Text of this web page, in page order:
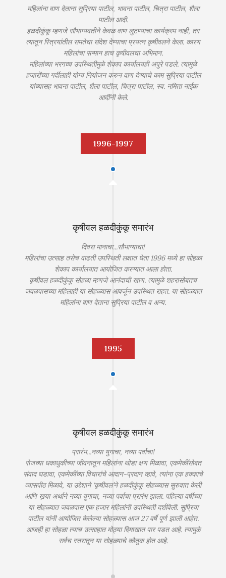
महिलांना वाण देताना सुप्रिया पाटील, भावना पाटील, चित्रा पाटील, शैला
पाटील आदी.
हळदीकुंकू म्हणजे सौभाग्यवतीने केवळ वाण लुटण्याचा कार्यक्रम नाही, तर
त्यातून स्त्रियांतील समतेचा संदेश देण्याचा प्रयत्न कृषीवलने केला. कारण
महिलांचा सन्मान हाच कृषीवलचा अभिमान.
महिलांच्या भरगच्च उपस्थितीमुळे शेकाप कार्यालयही अपुरे पडले. त्यामुळे
हजारोंच्या गर्दीलाही योग्य नियोजन करुन वाण देण्याचे काम सुप्रिया पाटील
यांच्यासह भावना पाटील, शैला पाटील, चित्रा पाटील, स्व. नमिता नाईक
आदींनी केले.
1996-1997
कृषीवल हळदीकुंकू समारंभ
दिवस मानाचा...सौभाग्याचा!
महिलांचा उत्साह तसेच वाढती उपस्थिती लक्षात घेता 1996 मध्ये हा सोहळा
शेकाप कार्यालयात आयोजित करण्यात आला होता.
कृषीवल हळदीकुंकू सोहळा म्हणजे आनंदाची खाण. त्यामुळे शहरासोबतच
जवळपासच्या महिलाही या सोहळ्यास आवर्जून उपस्थित राहत. या सोहळ्यात
महिलांना वाण देताना सुप्रिया पाटील व अन्य.
1995
कृषीवल हळदीकुंकू समारंभ
प्रारंभ...नव्या युगाचा, नव्या पर्वाचा!
रोजच्या धकाधुकीच्या जीवनातून महिलांना थोडा क्षण मिळावा, एकमेकींसोबत
संवाद घडावा, एकमेकींच्या विचारांचे आदान-प्रदान व्हावे, त्यांना एक हक्काचे
व्यासपीठ मिळावे, या उद्देशाने ‘कृषीवल’ने हळदीकुंकू सोहळ्यास सुरुवात केली
आणि खर्‍या अर्थाने नव्या युगाचा, नव्या पर्वाचा प्रारंभ झाला. पहिल्या वर्षीच्या
या सोहळ्यात जवळपास एक हजार महिलांनी उपस्थिती दर्शविली. सुप्रिया
पाटील यांनी आयोजित केलेल्या सोहळ्यास आज 27 वर्षे पूर्ण झाली आहेत.
आजही हा सोहळा त्याच उत्साहात मोठ्या दिमाखात पार पडत आहे. त्यामुळे
सर्वच स्तरातून या सोहळ्याचे कौतुक होत आहे.